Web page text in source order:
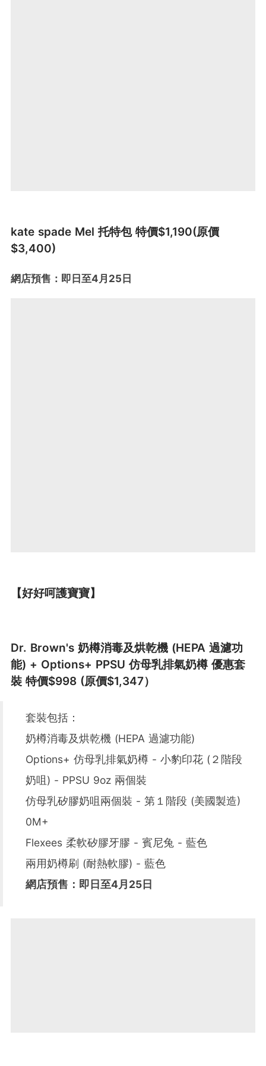
kate spade Mel 托特包 特價$1,190(原價
$3,400)
網店預售：即日至4月25日
【好好呵護寶寶】
Dr. Brown's 奶樽消毒及烘乾機 (HEPA 過濾功
能) + Options+ PPSU 仿母乳排氣奶樽 優惠套
裝 特價$998 (原價$1,347）
套裝包括：
奶樽消毒及烘乾機 (HEPA 過濾功能)
Options+ 仿母乳排氣奶樽 - 小豹印花 (２階段
奶咀) - PPSU 9oz 兩個裝
仿母乳矽膠奶咀兩個裝 - 第１階段 (美國製造)
0M+
Flexees 柔軟矽膠牙膠 - 賓尼兔 - 藍色
兩用奶樽刷 (耐熱軟膠) - 藍色
網店預售：即日至4月25日